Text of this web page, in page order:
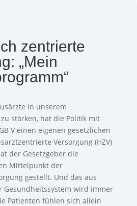
zentrierte
„Mein
in unserem
stärken, hat die Politik mit
V einen eigenen gesetzlichen
Versorgung (HZV)
der Gesetzgeber die
Mittelpunkt der
gestellt. Und das aus
Gesundheitssystem wird immer
Patienten fühlen sich allein